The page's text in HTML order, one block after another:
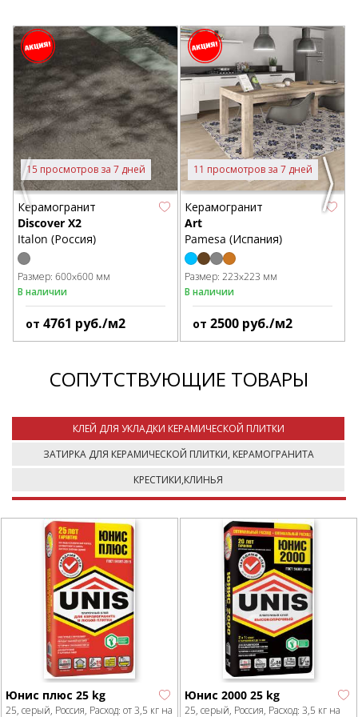
Previous
15 просмотров за 7 дней
Керамогранит
Discover X2
Italon (Россия)
Размер: 600x600 мм
В наличии
от 4761 руб./м2
11 просмотров за 7 дней
Керамогранит
Art
Pamesa (Испания)
Размер: 223x223 мм
В наличии
от 2500 руб./м2
Next
СОПУТСТВУЮЩИЕ ТОВАРЫ
КЛЕЙ ДЛЯ УКЛАДКИ КЕРАМИЧЕСКОЙ ПЛИТКИ
ЗАТИРКА ДЛЯ КЕРАМИЧЕСКОЙ ПЛИТКИ, КЕРАМОГРАНИТА
КРЕСТИКИ,КЛИНЬЯ
Юнис плюс 25 kg
25, серый, Россия, Расход: от 3,5 кг на
Юнис 2000 25 kg
25, серый, Россия, Расход: 3,5 кг на